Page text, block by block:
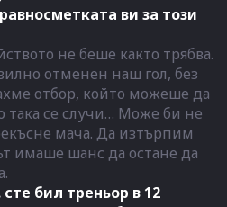
ви за този
не беше както трябва.
отменен наш гол, без
отбор, който можеше да
така се случи… Може би не
мача. Да изтърпим
имаше шанс да остане да
сте бил треньор в 12